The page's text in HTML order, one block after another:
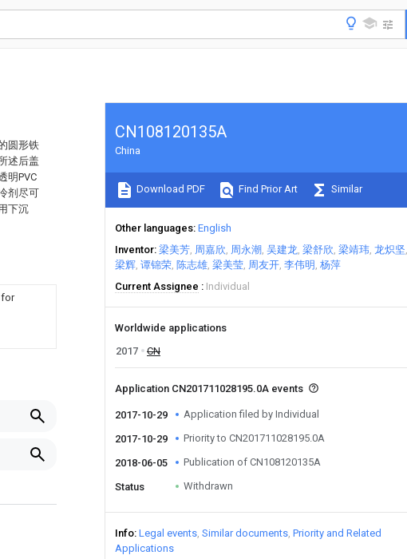
圆形铁
述后盖
明PVC
剂尽可
下沉
for
CN108120135A
China
Download PDF Find Prior Art Similar
Other languages English
Inventor 梁美芳 周嘉欣 周永潮 吴建龙 梁舒欣 梁靖玮 龙炽坚
梁辉 谭锦荣 陈志雄 梁美莹 周友开 李伟明 杨萍
Current Assignee
Individual
Worldwide applications
2017
CN
Application CN201711028195.0A events
2017-10-29 Application filed by Individual
2017-10-29 Priority to CN201711028195.0A
2018-06-05 Publication of CN108120135A
Status Withdrawn
Info Legal events Similar documents Priority and Related
Applications